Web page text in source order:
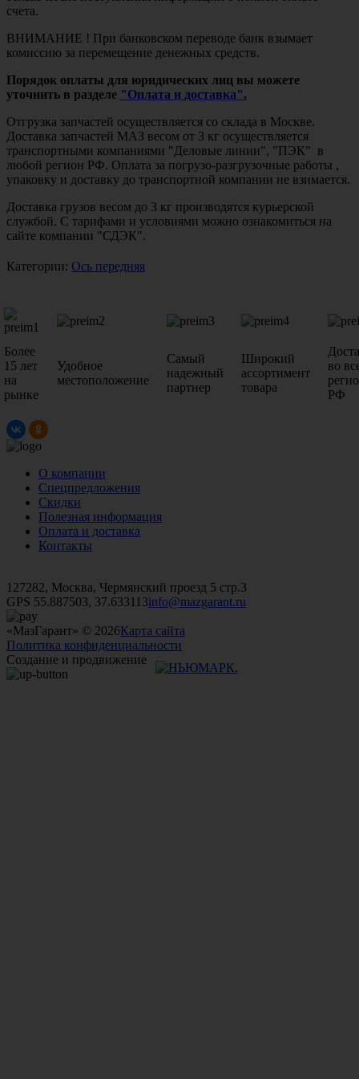
счета.
ВНИМАНИЕ ! При банковском переводе банк взымает
комиссию за перемещение денежных средств.
Порядок оплаты для юридических лиц вы можете
уточнить в разделе "Оплата и доставка".
Отгрузка запчастей осуществляется со склада в Москве.
Доставка запчастей МАЗ весом от 3 кг осуществляется
транспортными компаниями "Деловые линии", "ПЭК" в
любой регион РФ. Оплата за погрузо-разгрузочные работы ,
упаковку и доставку до транспортной компании не взимается.
Доставка грузов весом до 3 кг производятся курьерской
службой. С тарифами и условиями можно ознакомиться на
сайте компании "СДЭК".
Категории: Ось передняя
Более
15 лет
на
рынке
Удобное
местоположение
Самый
надежный
партнер
Широкий
ассортимент
товара
во
РФ
О компании
Спецпредложения
Скидки
Полезная информация
Оплата и доставка
Контакты
127282, Москва, Чермянский проезд 5 стр.3
GPS 55.887503, 37.633113info@mazgarant.ru
«МазГарант» © 2026Карта сайта
Политика конфиденциальности
Создание и продвижение